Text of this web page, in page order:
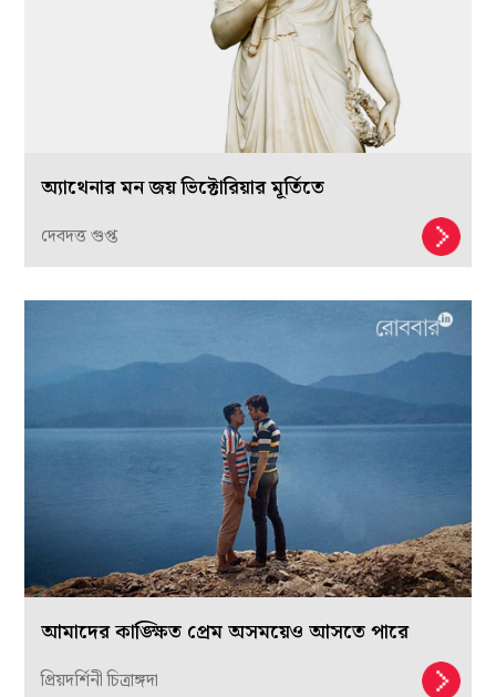
অ্যাথেনার মন জয় ভিক্টোরিয়ার মূর্তিতে
দেবদত্ত গুপ্ত
আমাদের কাঙ্ক্ষিত প্রেম অসময়েও আসতে পারে
প্রিয়দর্শিনী চিত্রাঙ্গদা